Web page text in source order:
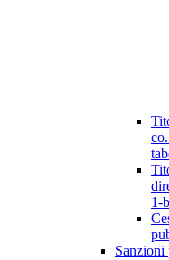
1-
Sanzioni